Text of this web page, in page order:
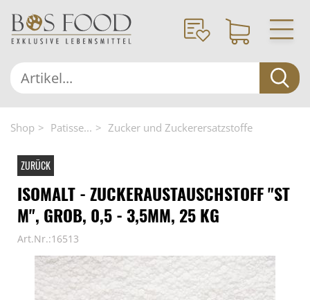
Shop Patisse... Zucker und Zuckerersatzstoffe
ZURÜCK
ISOMALT - ZUCKERAUSTAUSCHSTOFF "ST
M", GROB, 0,5 - 3,5MM, 25 KG
Art.Nr.:16513